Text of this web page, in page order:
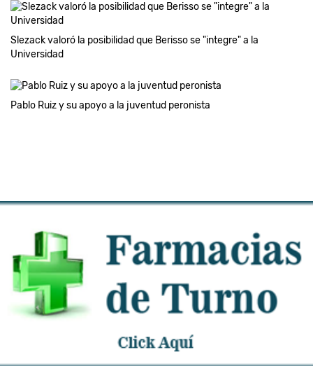
Slezack valoró la posibilidad que Berisso se "integre" a la
Universidad
Pablo Ruiz y su apoyo a la juventud peronista